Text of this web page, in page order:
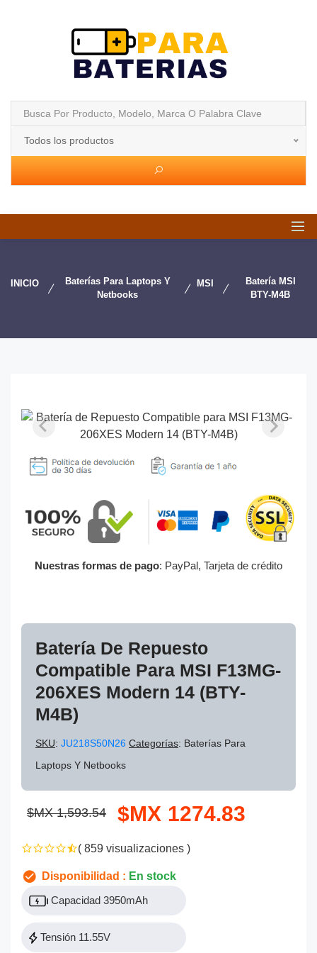
Todos los productos
INICIO
Baterías Para Laptops Y
Netbooks
MSI
Batería MSI
BTY-M4B
Nuestras formas de pago: PayPal, Tarjeta de crédito
Batería De Repuesto
Compatible Para MSI F13MG-
206XES Modern 14 (BTY-
M4B)
SKU: JU218S50N26 Categorías: Baterías Para
Laptops Y Netbooks
$MX 1,593.54 $MX 1274.83
( 859 visualizaciones )
Disponibilidad : En stock
Capacidad 3950mAh
Tensión 11.55V